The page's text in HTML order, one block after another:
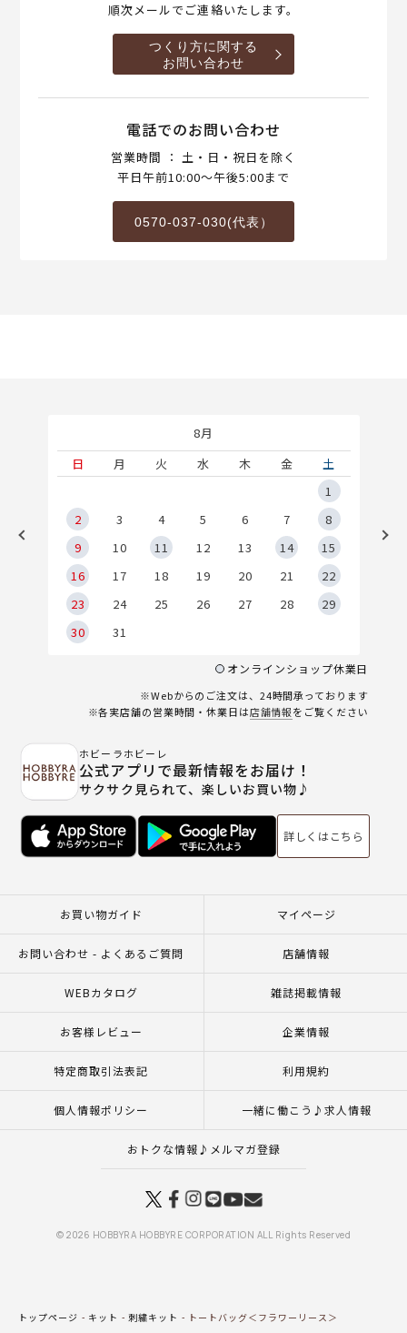
順次メールでご連絡いたします。
つくり方に関する
お問い合わせ
電話でのお問い合わせ
営業時間 ： 土・日・祝日を除く
平日午前10:00～午後5:00まで
0570-037-030(代表）
8月
日
月 火 水 木 金
土
1
2
3 4 5 6 7
8
9
10 11 12 13 14
15
16
17 18 19 20 21
22
23
24 25 26 27 28
29
30
31
オンラインショップ休業日
※Webからのご注文は、24時間承っております
※各実店舗の営業時間・休業日は店舗情報をご覧ください
ホビーラホビーレ
公式アプリで最新情報をお届け！
サクサク見られて、楽しいお買い物♪
詳しくはこちら
お買い物ガイド マイページ
お問い合わせ - よくあるご質問 店舗情報
WEBカタログ 雑誌掲載情報
お客様レビュー 企業情報
特定商取引法表記 利用規約
個人情報ポリシー 一緒に働こう♪求人情報
おトクな情報♪メルマガ登録
© 2026 HOBBYRA HOBBYRE CORPORATION ALL Rights Reserved
トップページ キット 刺繍キット
トートバッグ＜フラワーリース＞